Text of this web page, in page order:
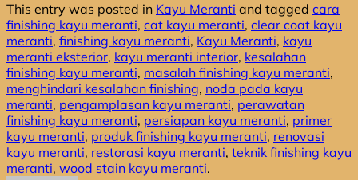
This entry was posted in Kayu Meranti and tagged cara
finishing kayu meranti, cat kayu meranti, clear coat kayu
meranti, finishing kayu meranti, Kayu Meranti, kayu
meranti eksterior, kayu meranti interior, kesalahan
finishing kayu meranti, masalah finishing kayu meranti,
menghindari kesalahan finishing, noda pada kayu
meranti, pengamplasan kayu meranti, perawatan
finishing kayu meranti, persiapan kayu meranti, primer
kayu meranti, produk finishing kayu meranti, renovasi
kayu meranti, restorasi kayu meranti, teknik finishing kayu
meranti, wood stain kayu meranti.